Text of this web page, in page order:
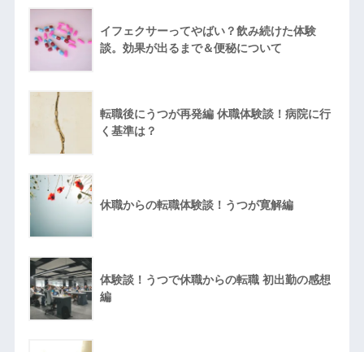
イフェクサーってやばい？飲み続けた体験
談。効果が出るまで＆便秘について
転職後にうつが再発編 休職体験談！病院に行
く基準は？
休職からの転職体験談！うつが寛解編
体験談！うつで休職からの転職 初出勤の感想
編